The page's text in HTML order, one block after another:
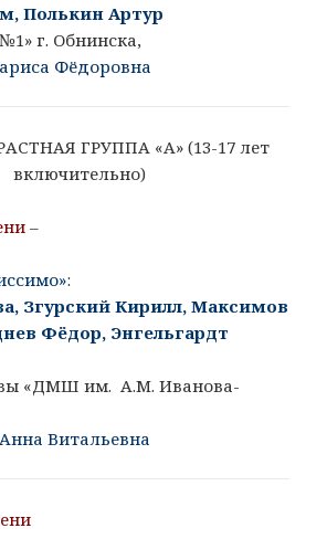
Полькин Артур
г. Обнинска,
Фёдоровна
ГРУППА «A» (13-17 лет
включительно)
–
:
Згурский Кирилл, Максимов
Фёдор, Энгельгардт
«ДМШ им. А.М. Иванова-
Витальевна